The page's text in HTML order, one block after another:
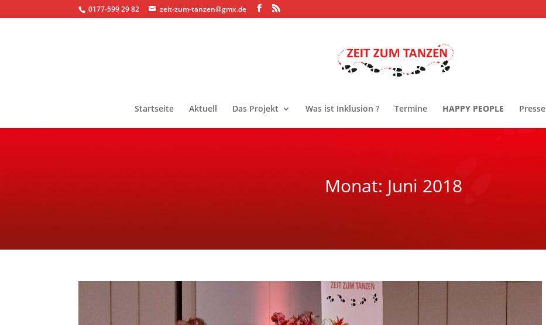
0177-599 29 82 zeit-zum-tanzen@gmx.de
Startseite Aktuell Das Projekt Was ist Inklusion ? Termine HAPPY PEOPLE Presse
Monat: Juni 2018